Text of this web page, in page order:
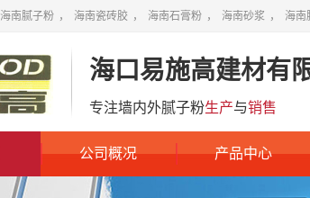
海南腻子粉 ， 海南瓷砖胶 ， 海南石膏粉 ， 海南砂浆 ， 海南
海口易施高建材有
专注墙内外腻子粉生产与销售
公司概况 产品中心